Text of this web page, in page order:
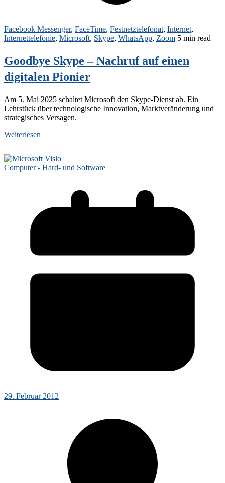
Facebook Messenger, FaceTime, Festnetztelefonat, Internet,
Internettelefonie, Microsoft, Skype, WhatsApp, Zoom 5 min read
Goodbye Skype – Nachruf auf einen
digitalen Pionier
Am 5. Mai 2025 schaltet Microsoft den Skype-Dienst ab. Ein
Lehrstück über technologische Innovation, Marktveränderung und
strategisches Versagen.
Weiterlesen
Computer - Hard- und Software
29. Februar 2012